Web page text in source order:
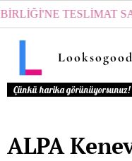
TESLİMAT
Looksogood
Çünkü harika görünüyorsunuz!
ALPA